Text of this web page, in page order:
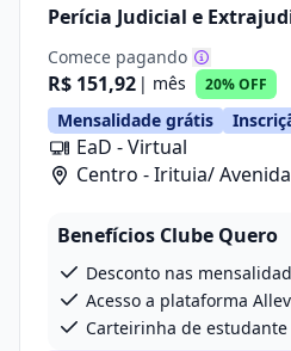
Perícia Judicial e
Comece pagando
R$ 151,92 | mês 20% OFF
Mensalidade grátis
EaD - Virtual
Centro - Irituia/
Benefícios Clube Quero
Desconto nas
Acesso a plataforma
Carteirinha de estudante